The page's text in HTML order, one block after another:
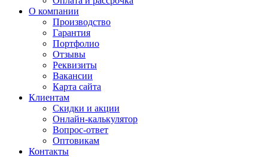
О компании
Производство
Гарантия
Портфолио
Отзывы
Реквизиты
Вакансии
Карта сайта
Клиентам
Скидки и акции
Онлайн-калькулятор
Вопрос-ответ
Оптовикам
Контакты